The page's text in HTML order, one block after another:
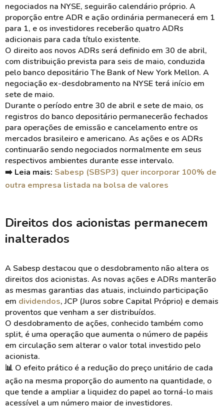
negociados na NYSE, seguirão calendário próprio. A
proporção entre ADR e ação ordinária permanecerá em 1
para 1, e os investidores receberão quatro ADRs
adicionais para cada título existente.
O direito aos novos ADRs será definido em 30 de abril,
com distribuição prevista para seis de maio, conduzida
pelo banco depositário The Bank of New York Mellon. A
negociação ex-desdobramento na NYSE terá início em
sete de maio.
Durante o período entre 30 de abril e sete de maio, os
registros do banco depositário permanecerão fechados
para operações de emissão e cancelamento entre os
mercados brasileiro e americano. As ações e os ADRs
continuarão sendo negociados normalmente em seus
respectivos ambientes durante esse intervalo.
➡️ Leia mais: Sabesp (SBSP3) quer incorporar 100% de
outra empresa listada na bolsa de valores
Direitos dos acionistas permanecem
inalterados
A Sabesp destacou que o desdobramento não altera os
direitos dos acionistas. As novas ações e ADRs manterão
as mesmas garantias das atuais, incluindo participação
em dividendos, JCP (Juros sobre Capital Próprio) e demais
proventos que venham a ser distribuídos.
O desdobramento de ações, conhecido também como
split, é uma operação que aumenta o número de papéis
em circulação sem alterar o valor total investido pelo
acionista.
📊 O efeito prático é a redução do preço unitário de cada
ação na mesma proporção do aumento na quantidade, o
que tende a ampliar a liquidez do papel ao torná-lo mais
acessível a um número maior de investidores.